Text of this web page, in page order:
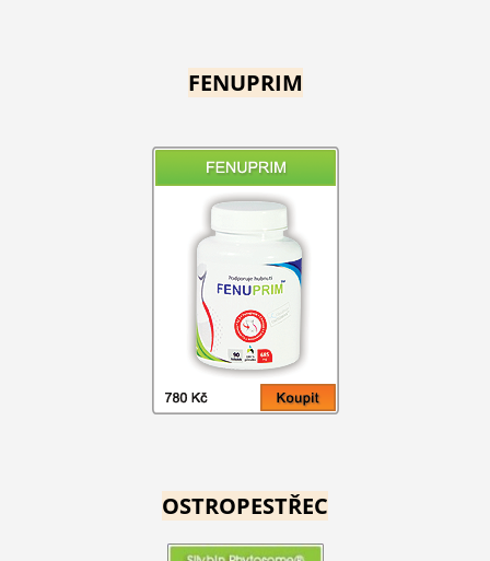
FENUPRIM
OSTROPESTŘEC